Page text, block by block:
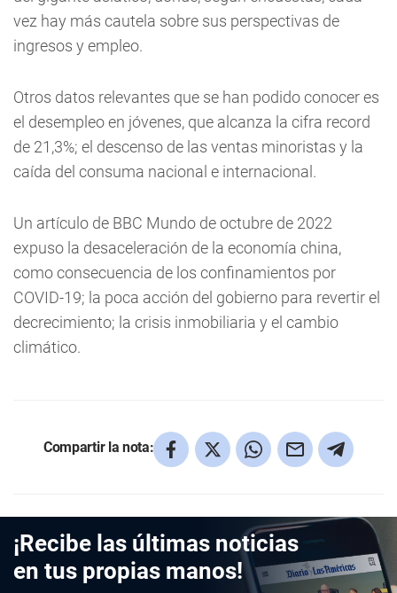
vez hay más cautela sobre sus perspectivas de
ingresos y empleo.
Otros datos relevantes que se han podido conocer es
el desempleo en jóvenes, que alcanza la cifra record
de 21,3%; el descenso de las ventas minoristas y la
caída del consuma nacional e internacional.
Un artículo de BBC Mundo de octubre de 2022
expuso la desaceleración de la economía china,
como consecuencia de los confinamientos por
COVID-19; la poca acción del gobierno para revertir el
decrecimiento; la crisis inmobiliaria y el cambio
climático.
Compartir la nota:
¡Recibe las últimas noticias
en tus propias manos!